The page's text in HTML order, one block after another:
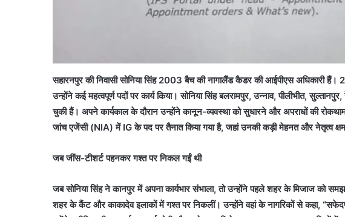
सहारनपुर की निवासी सोनिया सिंह 2003 बैच की नागालैंड कैडर की आईपीएस अधिकारी हैं।
उन्होंने कई महत्वपूर्ण पदों पर कार्य किया। सोनिया सिंह बलरामपुर, उन्नाव, पीलीभीत,
चुकी हैं। अपने कार्यकाल के दौरान उन्होंने कानून-व्यवस्था को सुधारने और अपराधों की
जांच एजेंसी (NIA) में IG के पद पर तैनात किया गया है, जहां उनकी कड़ी मेहनत और नेतृत्व
जब जींस-टीशर्ट पहनकर गश्त पर निकल गईं थी
जब सोनिया सिंह ने कानपुर में अपना कार्यभार संभाला, तो उन्होंने पहले शहर के मिजाज को
शहर के कैंट और काकादेव इलाकों में गश्त पर निकलीं। उन्होंने वहां के नागरिकों से कहा, “सफेदपोश